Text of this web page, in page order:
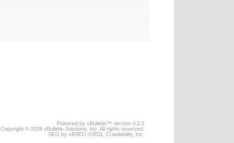
Powered by vBulletin™ Version 4.2.2
Copyright © 2026 vBulletin Solutions, Inc. All rights reserved.
SEO by vBSEO ©2011, Crawlability, Inc.